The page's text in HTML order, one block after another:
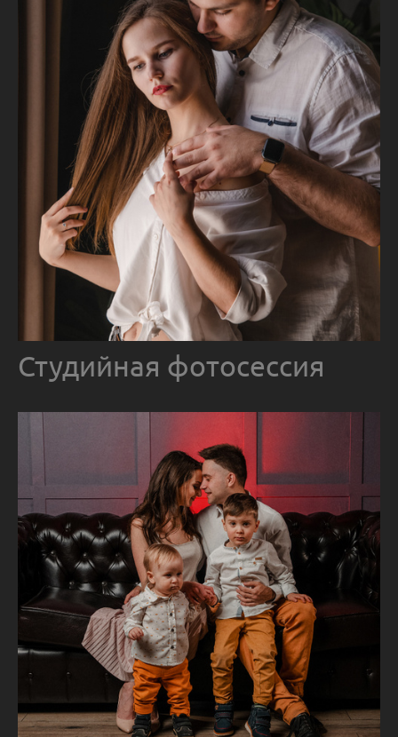
Студийная фотосессия